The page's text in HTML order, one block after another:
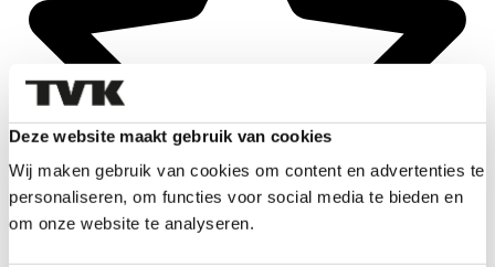
Deze website maakt gebruik van cookies
Wij maken gebruik van cookies om content en advertenties te
personaliseren, om functies voor social media te bieden en
om onze website te analyseren.